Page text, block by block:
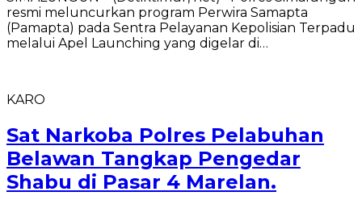
resmi meluncurkan program Perwira Samapta
(Pamapta) pada Sentra Pelayanan Kepolisian Terpadu
melalui Apel Launching yang digelar di…
KARO
Sat Narkoba Polres Pelabuhan
Belawan Tangkap Pengedar
Shabu di Pasar 4 Marelan.